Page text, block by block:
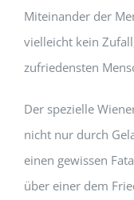
Miteinander der
vielleicht kein
zufriedensten
Der spezielle
nicht nur durch
einen gewissen
über einer dem